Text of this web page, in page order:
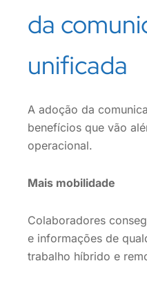
da
unificada
A adoção da
benefícios que vão
operacional.
Mais mobilidade
Colaboradores
e informações de
trabalho híbrido e